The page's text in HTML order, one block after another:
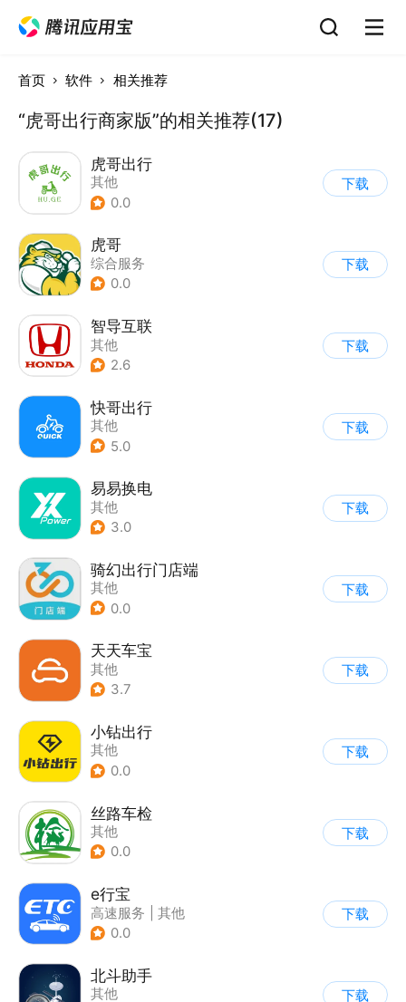
首页 软件 相关推荐
“虎哥出行商家版”的相关推荐(17)
虎哥出行
其他
0.0
下载
虎哥
综合服务
0.0
下载
智导互联
其他
2.6
下载
快哥出行
其他
5.0
下载
易易换电
其他
3.0
下载
骑幻出行门店端
其他
0.0
下载
天天车宝
其他
3.7
下载
小钻出行
其他
0.0
下载
丝路车检
其他
0.0
下载
e行宝
高速服务
其他
0.0
下载
北斗助手
其他
下载